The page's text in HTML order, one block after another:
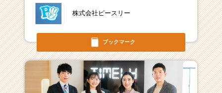
ブックマーク
株式会社ピースリー